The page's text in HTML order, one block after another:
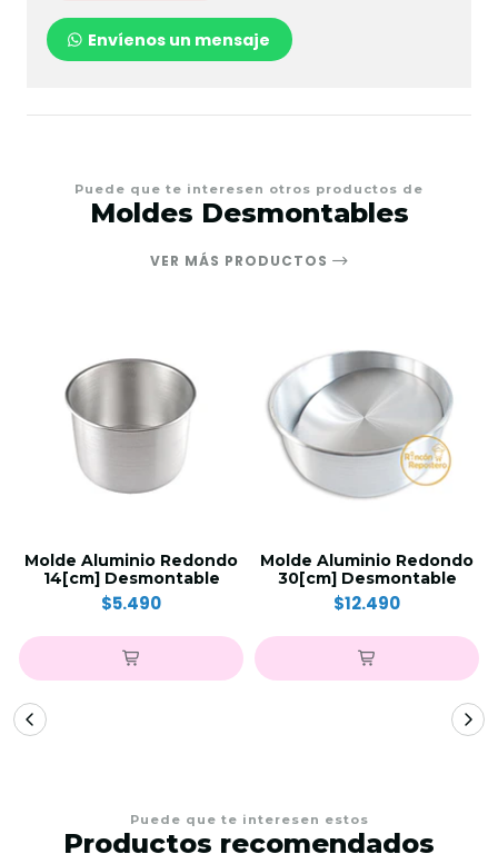
Envíenos un mensaje
Puede que te interesen otros productos de
Moldes Desmontables
VER MÁS PRODUCTOS
Molde Aluminio Redondo
14[cm] Desmontable
$5.490
Molde Aluminio Redondo
30[cm] Desmontable
$12.490
Puede que te interesen estos
Productos recomendados